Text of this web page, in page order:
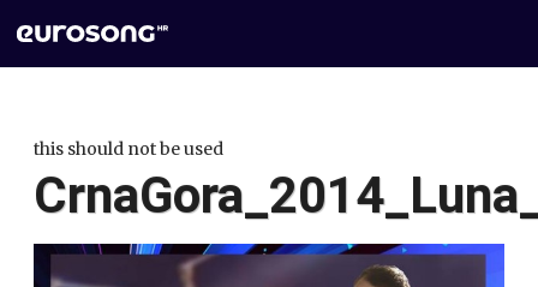
this should not be used